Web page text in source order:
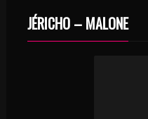
JÉRICHO – MALONE